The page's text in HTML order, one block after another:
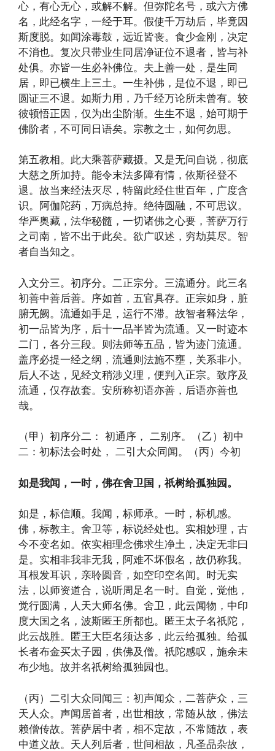
心，有心无心，或解不解。但弥陀名号，或六方佛
名，此经名字，一经于耳。假使千万劫后，毕竟因
斯度脱。如闻涂毒鼓，远近皆丧。食少金刚，决定
不消也。复次只带业生同居净证位不退者，皆与补
处俱。亦皆一生必补佛位。夫上善一处，是生同
居，即已横生上三土。一生补佛，是位不退，即已
圆证三不退。如斯力用，乃千经万论所未曾有。较
彼顿悟正因，仅为出尘阶渐。生生不退，始可期于
佛阶者，不可同日语矣。宗教之士，如何勿思。
第五教相。此大乘菩萨藏摄。又是无问自说，彻底
大慈之所加持。能令末法多障有情，依斯径登不
退。故当来经法灭尽，特留此经住世百年，广度含
识。阿伽陀药，万病总持。绝待圆融，不可思议。
华严奥藏，法华秘髓，一切诸佛之心要，菩萨万行
之司南，皆不出于此矣。欲广叹述，穷劫莫尽。智
者自当知之。
入文分三。初序分。二正宗分。三流通分。此三名
初善中善后善。序如首，五官具存。正宗如身，脏
腑无阙。流通如手足，运行不滞。故智者释法华，
初一品皆为序，后十一品半皆为流通。又一时迹本
二门，各分三段。则法师等五品，皆为迹门流通。
盖序必提一经之纲，流通则法施不壅，关系非小。
后人不达，见经文稍涉义理，便判入正宗。致序及
流通，仅存故套。安所称初语亦善，后语亦善也
哉。
（甲）初序分二： 初通序， 二别序。（乙）初中
二：初标法会时处， 二引大众同闻。（丙）今初
如是我闻，一时，佛在舍卫国，祇树给孤独园。
如是，标信顺。我闻，标师承。一时，标机感。
佛，标教主。舍卫等，标说经处也。实相妙理，古
今不变名如。依实相理念佛求生净土，决定无非曰
是。实相非我非无我，阿难不坏假名，故仍称我。
耳根发耳识，亲聆圆音，如空印空名闻。时无实
法，以师资道合，说听周足名一时。自觉，觉他，
觉行圆满，人天大师名佛。舍卫，此云闻物，中印
度大国之名，波斯匿王所都也。匿王太子名祇陀，
此云战胜。匿王大臣名须达多，此云给孤独。给孤
长者布金买太子园，供佛及僧。祇陀感叹，施余未
布少地。故并名祇树给孤独园也。
（丙）二引大众同闻三：初声闻众，二菩萨众，三
天人众。声闻居首者，出世相故，常随从故，佛法
赖僧传故。菩萨居中者，相不定故，不常随故，表
中道义故。天人列后者，世间相故，凡圣品杂故，